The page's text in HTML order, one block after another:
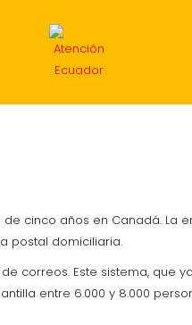
cinco años en Canadá. La
postal domiciliaria.
correos. Este sistema, que
entre 6.000 y 8.000